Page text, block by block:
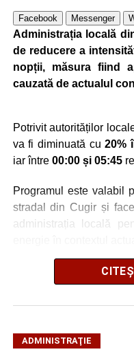
Facebook Messenger
Administrația locală
de reducere a
nopții, măsura fiind
cauzată de actualul
Potrivit autorităților
va fi diminuată cu20%
iar între 00:00 și 05:45
Programul este valabil
stradal din Cugir și
administrația locală
Autoritățile locale
este realizată astfel
de iluminare pe timpul
ADMINISTRAŢIE